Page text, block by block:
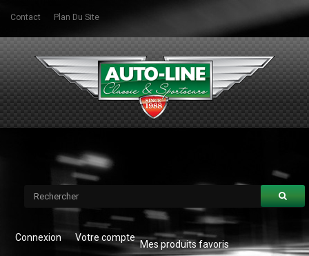
Contact Plan Du Site
Connexion Votre compte
Mes produits favoris